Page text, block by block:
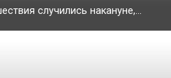
случились накануне,...